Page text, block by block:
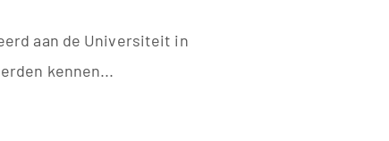
aan de Universiteit in
kennen...